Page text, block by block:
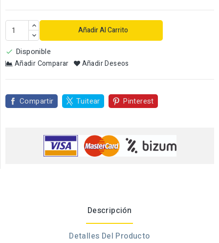
Añadir Al Carrito
 Disponible
Añadir Comparar Añadir Deseos
Compartir Tuitear Pinterest
Descripción
Detalles Del Producto